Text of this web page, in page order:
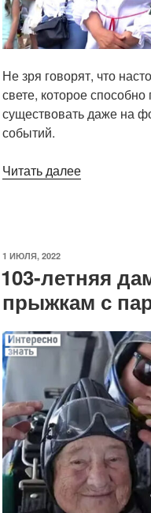
Не зря говорят, что
свете, которое
существовать даже на
событий.
Читать далее«Любовь
растёт
число
браков»
ОПУБЛИКОВАНО
1 ИЮЛЯ, 2022
103-летняя
прыжкам с